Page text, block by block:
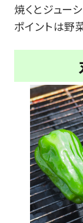
焼くとジュー
ポイントは野